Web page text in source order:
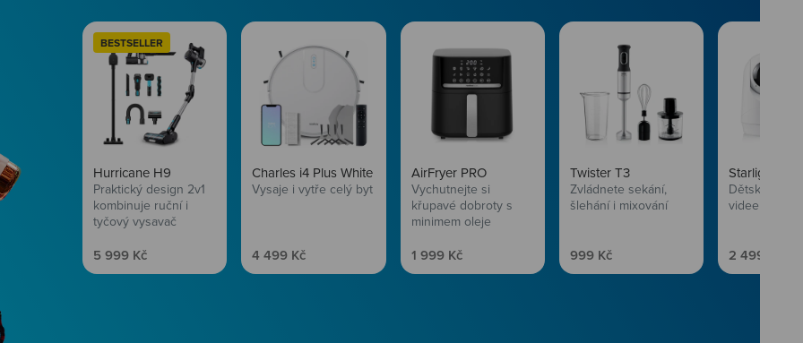
BESTSELLER
Hurricane H9
Praktický design 2v1
kombinuje ruční i
tyčový vysavač
Prodejní cena
5 999 Kč
Charles i4 Plus White
Vysaje i vytře celý byt
Prodejní cena
4 499 Kč
AirFryer PRO
Vychutnejte si
křupavé dobroty s
minimem oleje
Prodejní cena
1 999 Kč
Twister T3
Zvládnete sekání,
šlehání i mixování
Prodejní cena
999 Kč
Starlight SL5
Dětská
videem
Prodejní
2 499 Kč
Péče o vlasy